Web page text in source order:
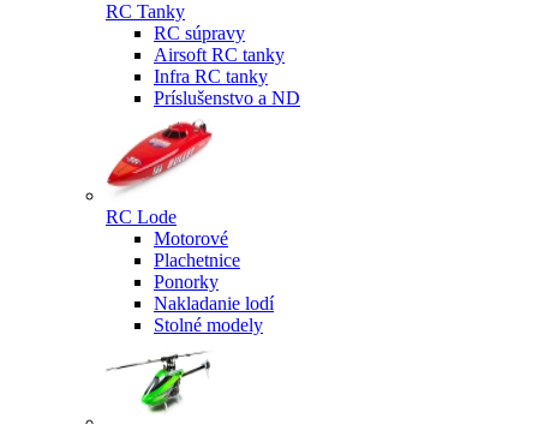
RC Tanky
RC súpravy
Airsoft RC tanky
Infra RC tanky
Príslušenstvo a ND
RC Lode
Motorové
Plachetnice
Ponorky
Nakladanie lodí
Stolné modely